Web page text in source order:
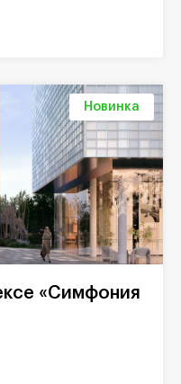
Новинка